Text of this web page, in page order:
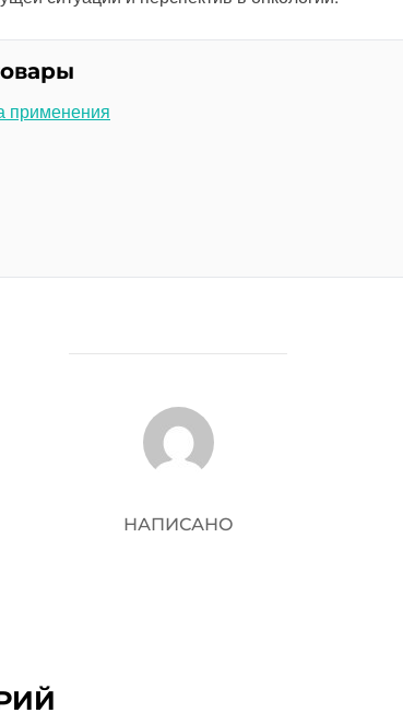
применения
АВТОР ЗАПИСИ
НАПИСАНО